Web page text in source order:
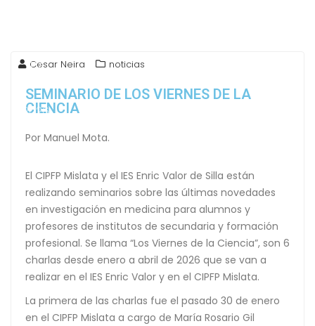
17
2026
Cesar Neira noticias
SEMINARIO DE LOS VIERNES DE LA
CIENCIA
Por Manuel Mota.
El CIPFP Mislata y el IES Enric Valor de Silla están
realizando seminarios sobre las últimas novedades
en investigación en medicina para alumnos y
profesores de institutos de secundaria y formación
profesional. Se llama “Los Viernes de la Ciencia”, son 6
charlas desde enero a abril de 2026 que se van a
realizar en el IES Enric Valor y en el CIPFP Mislata.
La primera de las charlas fue el pasado 30 de enero
en el CIPFP Mislata a cargo de María Rosario Gil